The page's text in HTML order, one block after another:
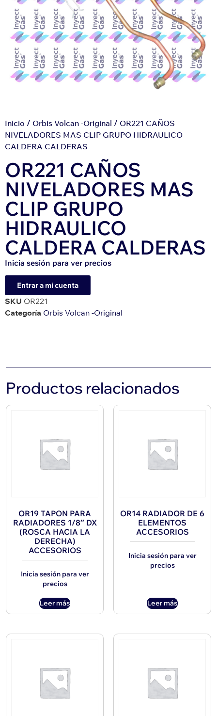
Inicio / Orbis Volcan -Original / OR221 CAÑOS
NIVELADORES MAS CLIP GRUPO HIDRAULICO
CALDERA CALDERAS
OR221 CAÑOS
NIVELADORES MAS
CLIP GRUPO
HIDRAULICO
CALDERA CALDERAS
Inicia sesión para ver precios
Entrar a mi cuenta
SKU OR221
Categoría Orbis Volcan -Original
Productos relacionados
OR19 TAPON PARA
RADIADORES 1/8″ DX
(ROSCA HACIA LA
DERECHA)
ACCESORIOS
Inicia sesión para ver
precios
Leer más
OR14 RADIADOR DE 6
ELEMENTOS
ACCESORIOS
Inicia sesión para ver
precios
Leer más